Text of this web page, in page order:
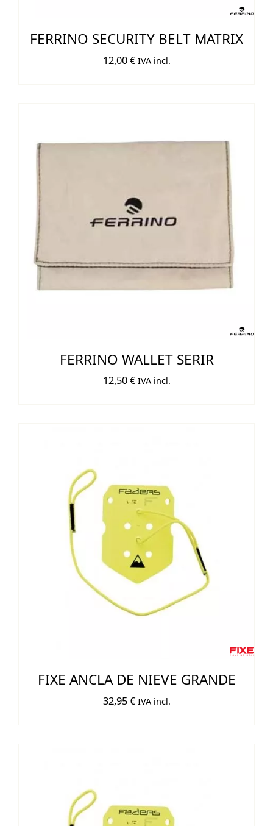
FERRINO SECURITY BELT MATRIX
12,00€ IVA incl.
FERRINO WALLET SERIR
12,50€ IVA incl.
FIXE ANCLA DE NIEVE GRANDE
32,95€ IVA incl.